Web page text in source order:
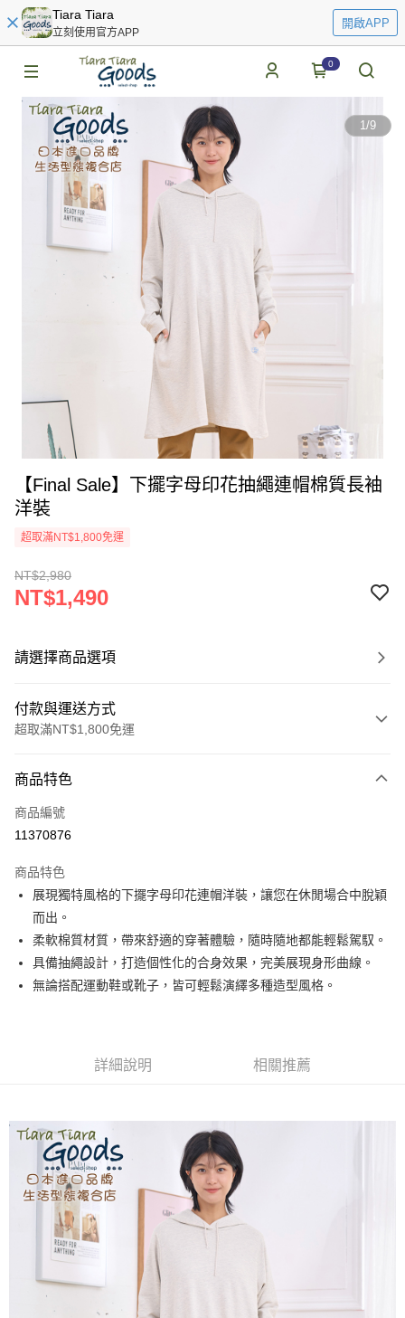
Tiara Tiara
立刻使用官方APP
開啟APP
0
1/9
【Final Sale】下擺字母印花抽繩連帽棉質長袖
洋裝
超取滿NT$1,800免運
NT$2,980
NT$1,490
請選擇商品選項
付款與運送方式
超取滿NT$1,800免運
信用卡一次付款
超商取貨付款
Apple Pay
悠遊付
Google Pay
全盈+PAY
【關於「AFTEE先享後付」】
２．便利：只要手機號碼，簡訊認證，即可結帳。
３．安心：先確認商品／服務後，再付款。
【「AFTEE先享後付」結帳流程】
１．於結帳方式選擇「AFTEE先享後付」後，將跳轉至「AFTEE先享後付」
結帳頁面，進行簡訊認證並確認金額後，即可完成結帳。
２．訂單成立數日內，您將收到繳費通知簡訊。
３．收到繳費通知簡訊後14天內，點擊此簡訊中的連結，可透過四大超商／
ATM／網路銀行／等多元方式進行付款，方視為交易完成。
※ 請注意：結帳手續完成當下不需立刻繳費，但若您需要取消訂單，請聯絡
購買商品的店家。未經商家同意取消之訂單仍視為有效，需透過AFTEE先享
後付繳納相關費用。
運送方式
全家取貨付款
每筆NT$60，滿NT$1,800(含以上)免運費
付款後全家取貨
每筆NT$60，滿NT$1,800(含以上)免運費
每筆NT$60，滿NT$2,000(含以上)免運費
商品特色
商品編號
11370876
商品特色
展現獨特風格的下擺字母印花連帽洋裝，讓您在休閒場合中脫穎
而出。
柔軟棉質材質，帶來舒適的穿著體驗，隨時隨地都能輕鬆駕馭。
具備抽繩設計，打造個性化的合身效果，完美展現身形曲線。
無論搭配運動鞋或靴子，皆可輕鬆演繹多種造型風格。
詳細說明 相關推薦